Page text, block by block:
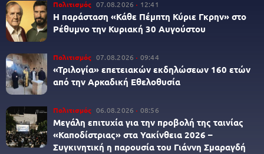
Πολιτισμός 07.08.2026 12:41
Η παράσταση «Κάθε Πέμπτη Κύριε Γκρην» στο
Ρέθυμνο την Κυριακή 30 Αυγούστου
Πολιτισμός 07.08.2026 09:44
«Τριλογία» επετειακών εκδηλώσεων 160 ετών
από την Αρκαδική Εθελοθυσία
Πολιτισμός 06.08.2026 08:56
Μεγάλη επιτυχία για την προβολή της ταινίας
«Καποδίστριας» στα Υακίνθεια 2026 –
Συγκινητική η παρουσία του Γιάννη Σμαραγδή